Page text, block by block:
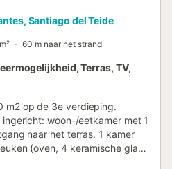
Santiago del Teide
60 m naar het strand
Terras, TV,
m2 op de 3e verdieping.
woon-/eetkamer met 1
naar het terras. 1 kamer
(oven, 4 keramische glas